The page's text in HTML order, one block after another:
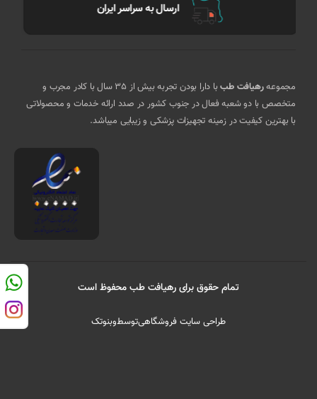
بهترین کیفیت
مجموعهرهیافت طب
با دارا بودن تجربه بیش از 35 سال با کادر مجرب و
متخصص با دو شعبه فعال در جنوب کشور در صدد ارائه خدمات و محصولاتی
با بهترین کیفیت در زمینه تجهیزات پزشکی و زیبایی میباشد.
تمام حقوق برای رهیافت طب محفوظ است
طراحی سایت فروشگاهیتوسطوبنوتک